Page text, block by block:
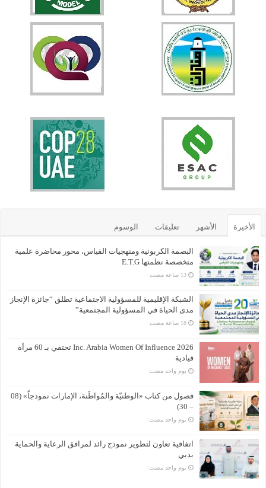
الأخيرة الأشهر تعليقات الوسوم
البصمة الكربونية ومنهجيات القياس، محور محاضرة علمية
متخصصة نظمتها E.T.G
الشبكة الإقليمية للمسؤولية الاجتماعية تطلق “جائزة الإنجاز
مدى الحياة في المسؤولية المجتمعية”
Inc. Arabia Women Of Influence 2026 تحتفي بـ 60 مرأة
قيادية
‏يوم واحد مضت
فصول من كتاب «الوطنيّة والمُواطَنة، الإمارات نموذجاً» (08
– 30)
‏يوم واحد مضت
اتفاقية تعاون لتطوير نموذج رائد لمرافق الرعاية والحماية
بدبي
‏يوم واحد مضت